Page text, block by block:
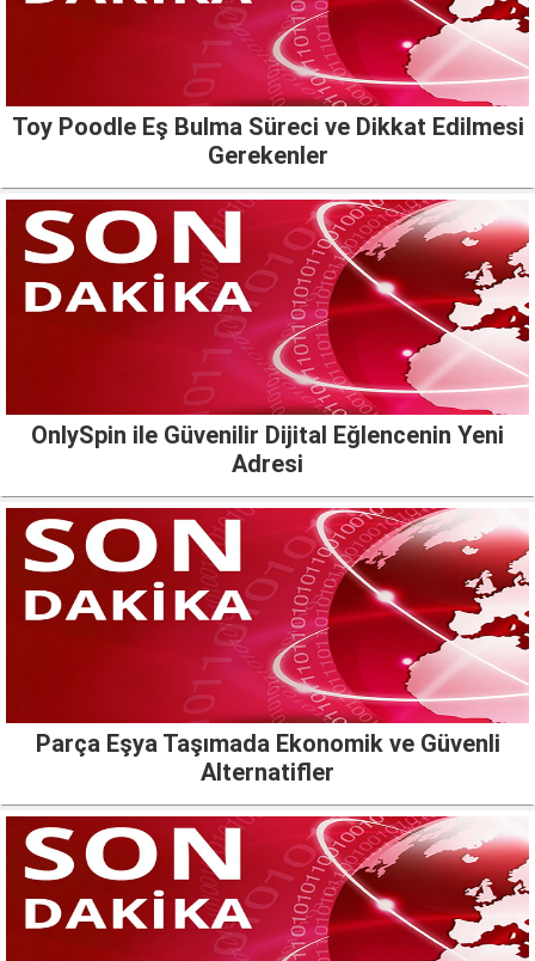
Toy Poodle Eş Bulma Süreci ve Dikkat Edilmesi
Gerekenler
OnlySpin ile Güvenilir Dijital Eğlencenin Yeni
Adresi
Parça Eşya Taşımada Ekonomik ve Güvenli
Alternatifler